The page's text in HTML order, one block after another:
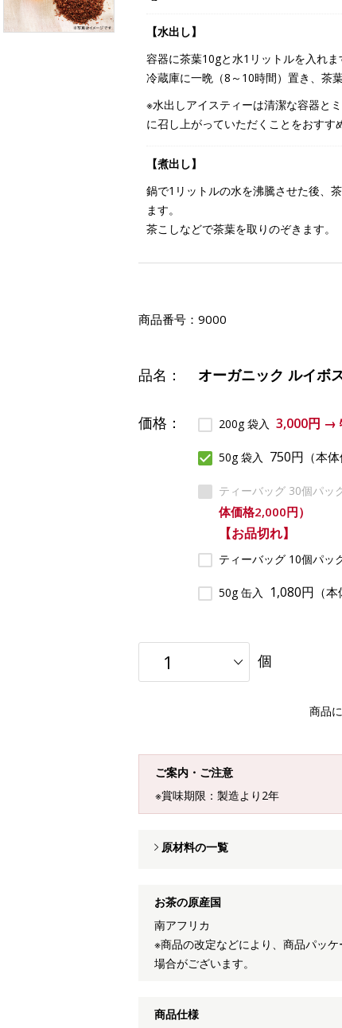
【水出し】
容器に茶葉10gと水1リットルを入れま
冷蔵庫に一晩（8～10時間）置き、茶
※水出しアイスティーは清潔な容器と
に召し上がっていただくことをおすす
【煮出し】
鍋で1リットルの水を沸騰させた後、
ます。
茶こしなどで茶葉を取りのぞきます。
商品番号： 9000
品名： オーガニック ルイボ
価格： 200g 袋入 3,000円 →
50g 袋入 750円 （本
ティーバッグ 30個パッ
体価格2,000円）
【お品切れ】
ティーバッグ 10個パッ
50g 缶入 1,080円 （
個
商品
ご案内・ご注意
※賞味期限：製造より2年
原材料の一覧
お茶の原産国
南アフリカ
※商品の改定などにより、商品パッ
場合がございます。
商品仕様